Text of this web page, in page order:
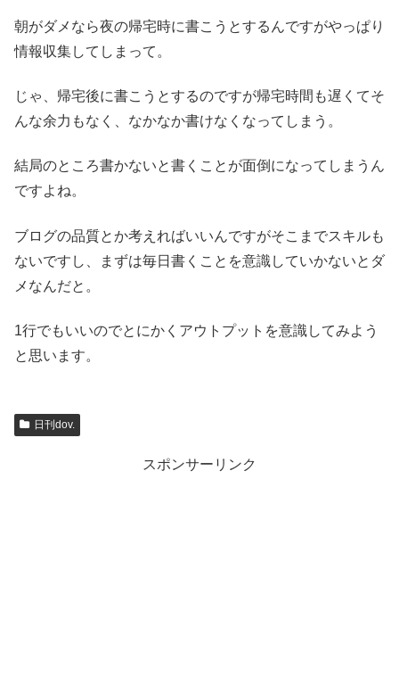
朝がダメなら夜の帰宅時に書こうとするんですがやっぱり
情報収集してしまって。
じゃ、帰宅後に書こうとするのですが帰宅時間も遅くてそ
んな余力もなく、なかなか書けなくなってしまう。
結局のところ書かないと書くことが面倒になってしまうん
ですよね。
ブログの品質とか考えればいいんですがそこまでスキルも
ないですし、まずは毎日書くことを意識していかないとダ
メなんだと。
1行でもいいのでとにかくアウトプットを意識してみよう
と思います。
日刊dov.
スポンサーリンク